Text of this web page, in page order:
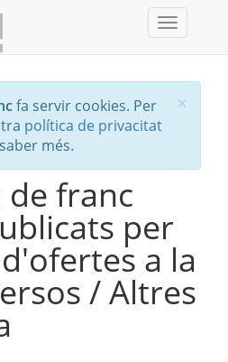
Toggle
×
fa servir cookies. Per
política de privacitat
més.
de franc
per
a la
/ Altres